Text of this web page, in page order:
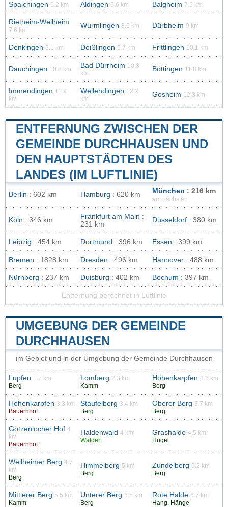
Spaichingen 6.2 km Aldingen 6.6 km Balgheim 7.5 km
Rietheim-Weilheim
7.6 km
Wurmlingen 8.6 km Dürbheim 9 km
Denkingen 9.1 km Deißlingen 9.7 km Frittlingen 10.1 km
Dauchingen 10.8 km Bad Dürrheim 10.8
km
Böttingen 11.8 km
Immendingen 11.9
km
Wellendingen 12.2
km
Gosheim 12.3 km
ENTFERNUNG ZWISCHEN DER
GEMEINDE DURCHHAUSEN UND
DEN HAUPTSTÄDTEN DES
LANDES (IM LUFTLINIE)
Berlin : 602 km Hamburg : 620 km München : 216 km
am nächsten
Köln : 346 km Frankfurt am Main :
231 km
Düsseldorf : 380 km
Leipzig : 454 km Dortmund : 396 km Essen : 399 km
Bremen : 1828 km Dresden : 496 km Hannover : 488 km
Nürnberg : 237 km Duisburg : 402 km Bochum : 397 km
Entfernung berechnet in Luftlinie
UMGEBUNG DER GEMEINDE
DURCHHAUSEN
im Gebiet und in der Umgebung der Gemeinde Durchhausen
Lupfen 1.7 km
Berg
Lomberg 2.3 km
Kamm
Hohenkarpfen 3.2 km
Berg
Hohenkarpfen 3.3 km
Bauernhof
Staufelberg 3.4 km
Berg
Oberer Berg 3.7 km
Berg
Götzenlocher Hof 4
km
Bauernhof
Haldenwald 4 km
Wälder
Grashalde 4.5 km
Hügel
Weilheimer Berg 4.7
km
Berg
Himmelberg 5 km
Berg
Zundelberg 5.2 km
Berg
Mittlerer Berg 5.5 km
Kamm
Unterer Berg 6.5 km
Berg
Rote Halde 6.7 km
Hang, Hänge